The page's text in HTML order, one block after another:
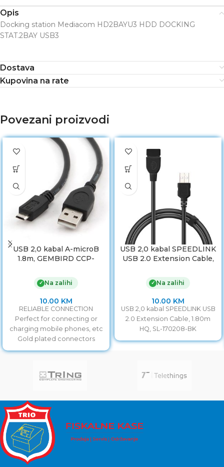
Opis
Docking station Mediacom HD2BAYU3 HDD DOCKING
STAT.2BAY USB3
Dostava
Kupovina na rate
Povezani proizvodi
USB 2,0 kabal A-microB
1.8m, GEMBIRD CCP-
✓ Na zalihi
10.00 KM
RELIABLE CONNECTION
Perfect for connecting or
charging mobile phones, etc
Gold plated connectors
USB 2,0 kabal SPEEDLINK
USB 2.0 Extension Cable,
170208-BK
✓ Na zalihi
10.00 KM
USB 2,0 kabal SPEEDLINK USB
2.0 Extension Cable, 1.80m
HQ, SL-170208-BK